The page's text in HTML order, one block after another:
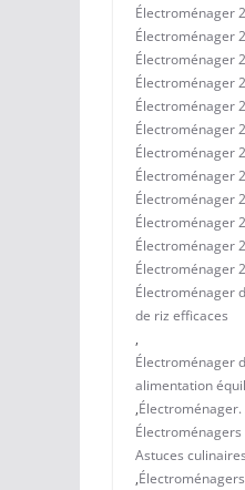
Électroménager
Électroménager
Électroménager
Électroménager
Électroménager
Électroménager
Électroménager
Électroménager
Électroménager
Électroménager
Électroménager
Électroménager
Électroménager
de riz efficaces
,
Électroménager
alimentation
,
Astuces
,